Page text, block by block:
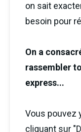
on sait
besoin pour
On a
rassembler
express...
Vous pouvez
cliquant sur